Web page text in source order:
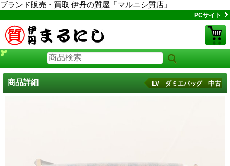
ブランド販売・買取 伊丹の質屋「マルニシ質店」
PCサイト
商品詳細 LV ダミエバッグ 中古